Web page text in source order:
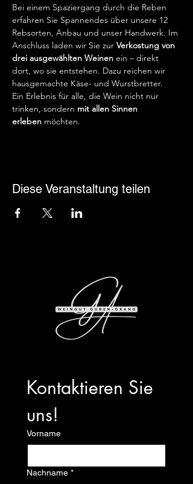
Bei einem Spaziergang durch die Reben
erfahren Sie Spannendes über unsere 12
Rebsorten, Anbau und unser Handwerk. Im
Anschluss laden wir Sie zur Verkostung von
drei ausgewählten Weinen ein – direkt
dort, wo sie entstehen. Dazu reichen wir
hausgemachte Käse- und Wurstbretter.
Ein Erlebnis für alle, die Wein nicht nur
trinken, sondern mit allen Sinnen
erleben möchten.
Diese Veranstaltung teilen
Kontaktieren Sie
uns!
Vorname
Nachname *